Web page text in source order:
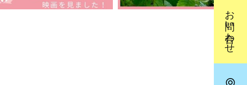
お問い合わせ